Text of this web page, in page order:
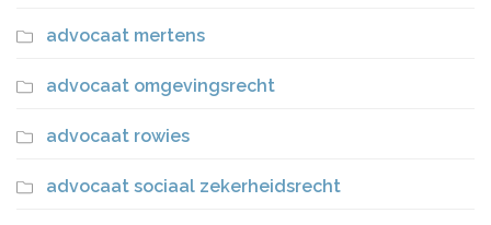
advocaat mertens
advocaat omgevingsrecht
advocaat rowies
advocaat sociaal zekerheidsrecht